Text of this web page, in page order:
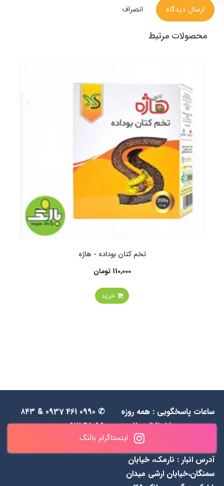
ارسال دیدگاه انصراف
محصولات مرتبط
تخم کتان بوداده - هاژه
110,000 تومان
خرید
اینستاگرام بالَنگ
ساعات پاسخگویی : همه روزه
به جز جمعه‌ها از 1۱ الی ۲۰
✆ 0990 461 0937 & ۸۴۳
۵۵ ۴۸ ۰۹۱۲
آدرس انبار : نارمک، خیابان
سمنگان،خیابان ارشی میدان